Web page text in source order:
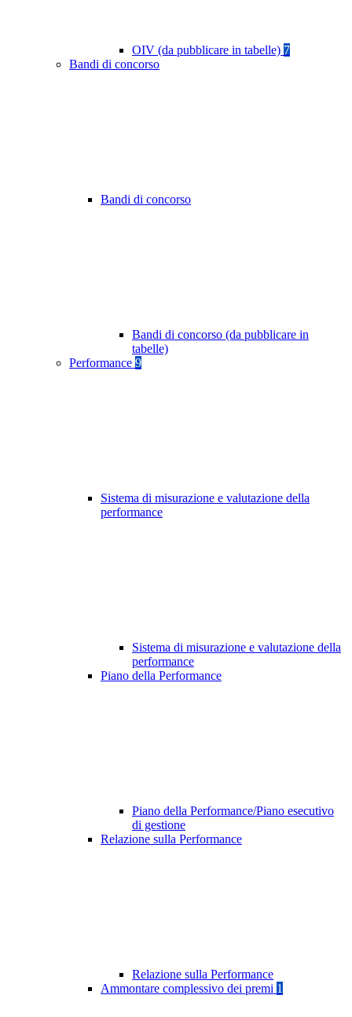
OIV (da pubblicare in tabelle) 7
Bandi di concorso
Bandi di concorso
Bandi di concorso (da pubblicare in
tabelle)
Performance 9
Sistema di misurazione e valutazione della
performance
Sistema di misurazione e valutazione della
performance
Piano della Performance
Piano della Performance/Piano esecutivo
di gestione
Relazione sulla Performance
Relazione sulla Performance
Ammontare complessivo dei premi 1